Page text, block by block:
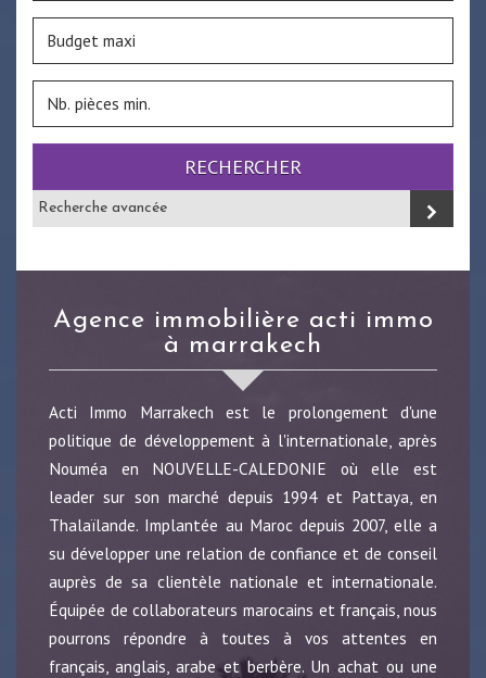
RECHERCHER
Recherche avancée
agence immobilière acti immo
à marrakech
Acti Immo Marrakech est le prolongement d'une
politique de développement à l'internationale, après
Nouméa en NOUVELLE-CALEDONIE où elle est
leader sur son marché depuis 1994 et Pattaya, en
Thalaïlande. Implantée au Maroc depuis 2007, elle a
su développer une relation de confiance et de conseil
auprès de sa clientèle nationale et internationale.
Équipée de collaborateurs marocains et français, nous
pourrons répondre à toutes à vos attentes en
français, anglais, arabe et berbère. Un achat ou une